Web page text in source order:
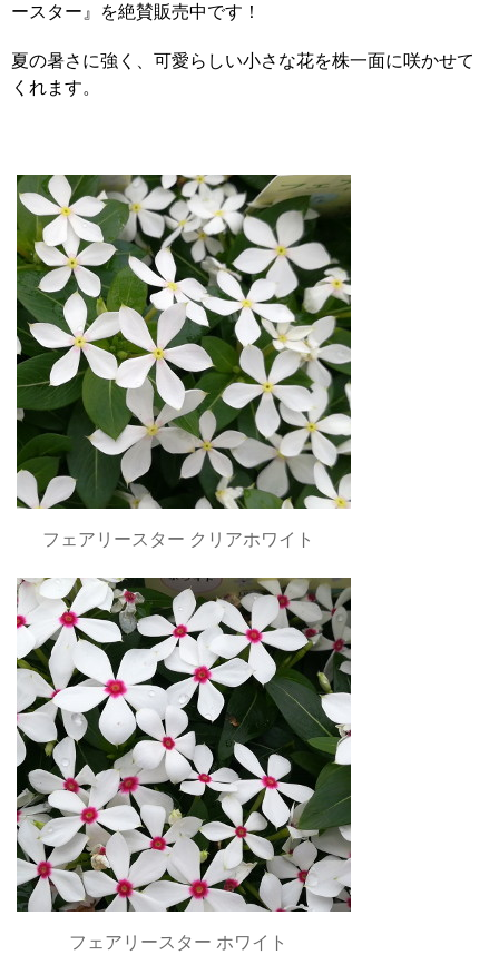
ースター』を絶賛販売中です！
夏の暑さに強く、可愛らしい小さな花を株一面に咲かせて
くれます。
フェアリースター クリアホワイト
フェアリースター ホワイト